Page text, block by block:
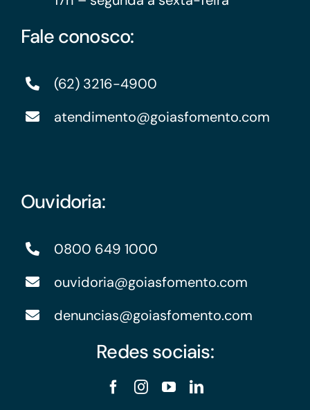
Fale conosco:
(62) 3216-4900
atendimento@goiasfomento.com
Ouvidoria:
0800 649 1000
ouvidoria@goiasfomento.com
denuncias@goiasfomento.com
Redes sociais: